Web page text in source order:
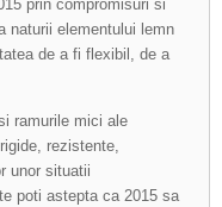
prin compromisuri si
naturii elementului lemn
de a fi flexibil, de a
ramurile mici ale
rezistente,
unor situatii
poti astepta ca 2015 sa